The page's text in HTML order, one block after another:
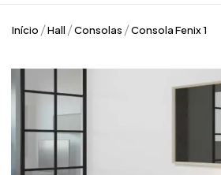
Início Hall Consolas Consola Fenix 1